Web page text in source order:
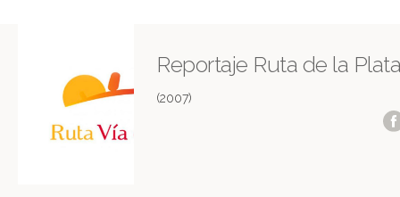
Reportaje Ruta de la Plata
(2007)